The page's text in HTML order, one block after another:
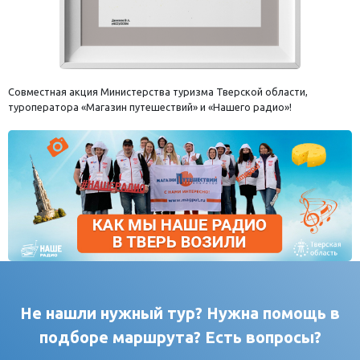
Совместная акция Министерства туризма Тверской области,
туроператора «Магазин путешествий» и «Нашего радио»!
Не нашли нужный тур? Нужна помощь в
подборе маршрута? Есть вопросы?